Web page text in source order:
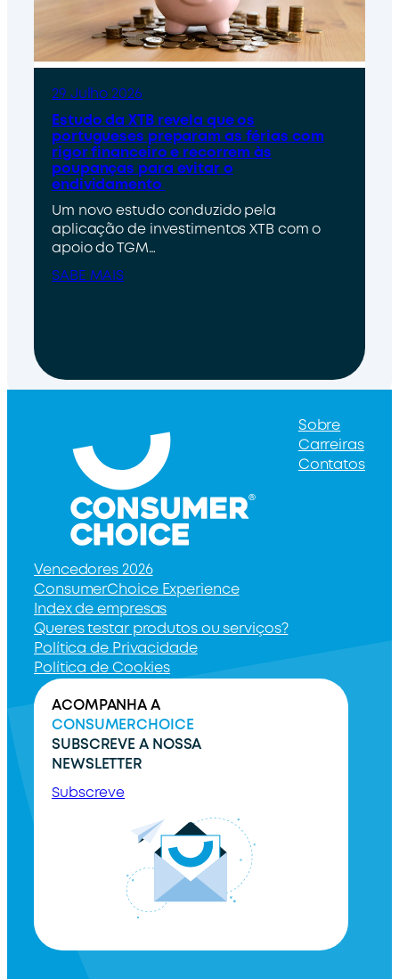
29 Julho 2026
Estudo da XTB revela que os
portugueses preparam as férias com
rigor financeiro e recorrem às
poupanças para evitar o
endividamento
Um novo estudo conduzido pela
aplicação de investimentos XTB com o
apoio do TGM…
SABE MAIS
Sobre
Carreiras
Contatos
Vencedores 2026
ConsumerChoice Experience
Index de empresas
Queres testar produtos ou serviços?
Política de Privacidade
Política de Cookies
ACOMPANHA A
CONSUMERCHOICE
SUBSCREVE A NOSSA
NEWSLETTER
Subscreve